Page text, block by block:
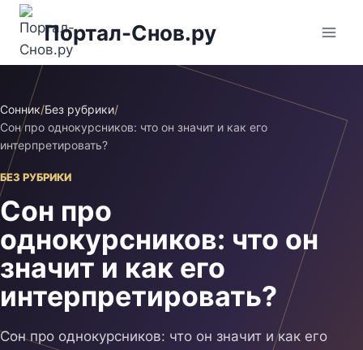
Перейти
содержимому
Портал-Снов.ру
Сонник/Без рубрики/
Сон про однокурсников: что он значит и как его
интерпретировать?
БЕЗ РУБРИКИ
Сон про
однокурсников: что он
значит и как его
интерпретировать?
Сон про однокурсников: что он значит и как его